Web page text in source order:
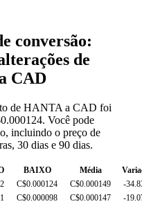
conversão:
de
CAD
de HANTA a CAD foi
Você pode
incluindo o preço de
30 dias e 90 dias.
BAIXO Média
C$0.000124 C$0.000149
-
C$0.000098 C$0.000147
-